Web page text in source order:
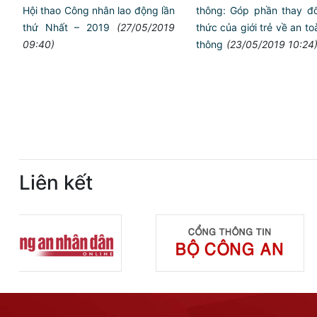
Hội thao Công nhân lao động lần
thứ Nhất – 2019
(27/05/2019
09:40)
thông: Góp phần thay
thức của giới trẻ về an
thông (23/05/2019 10:24)
Liên kết